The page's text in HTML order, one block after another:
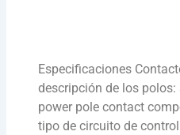
Especificaciones
descripción de los polos:
power pole contact
tipo de circuito de